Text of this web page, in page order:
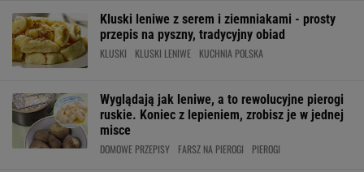
Kluski leniwe z serem i ziemniakami - prosty
przepis na pyszny, tradycyjny obiad
KLUSKI KLUSKI LENIWE KUCHNIA POLSKA
Wyglądają jak leniwe, a to rewolucyjne pierogi
ruskie. Koniec z lepieniem, zrobisz je w jednej
misce
DOMOWE PRZEPISY FARSZ NA PIEROGI PIEROGI